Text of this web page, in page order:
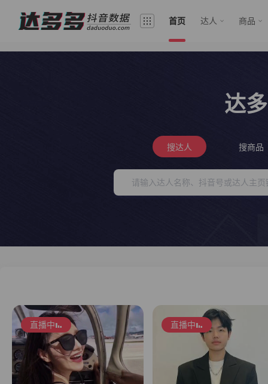
首页 达人 商品
达
搜达人 搜商品
直播中 直播中